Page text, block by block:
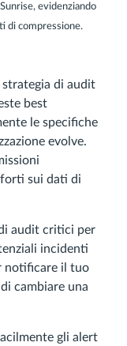
evidenziando
di compressione.
strategia di audit
best
le specifiche
evolve.
sui dati di
audit critici per
incidenti
notificare il tuo
cambiare una
gli alert